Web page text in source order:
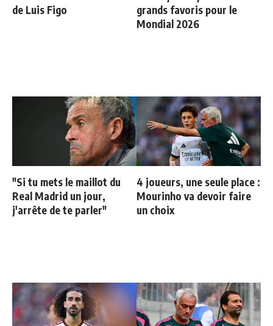
de Luis Figo
grands favoris pour le
Mondial 2026
"Si tu mets le maillot du
Real Madrid un jour,
j'arrête de te parler"
4 joueurs, une seule place :
Mourinho va devoir faire
un choix